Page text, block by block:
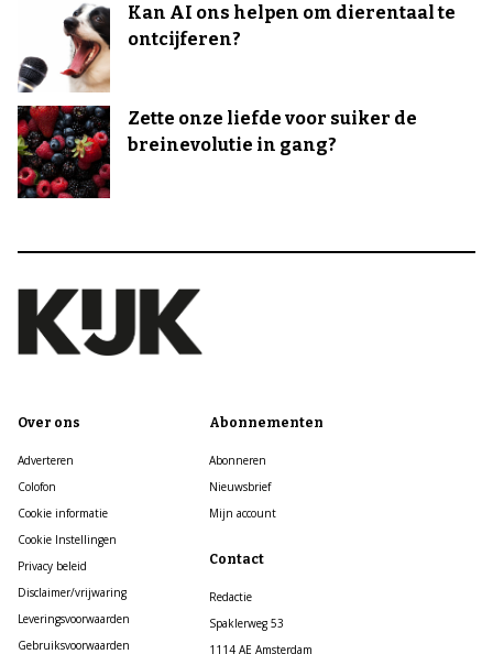
Kan AI ons helpen om dierentaal te
ontcijferen?
Zette onze liefde voor suiker de
breinevolutie in gang?
Over ons
Adverteren
Colofon
Cookie informatie
Cookie Instellingen
Privacy beleid
Disclaimer/vrijwaring
Leveringsvoorwaarden
Gebruiksvoorwaarden
Abonnementen
Abonneren
Nieuwsbrief
Mijn account
Contact
Redactie
Spaklerweg 53
1114 AE Amsterdam